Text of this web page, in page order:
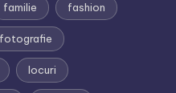
familie fashion
fotografie
locuri